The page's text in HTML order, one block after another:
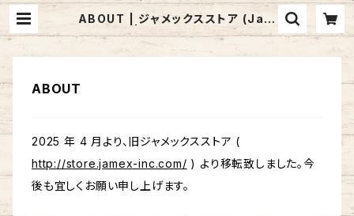
ABOUT | ジャメックスストア (Jam
ex Inc.) | 照明器具・レンジフード・
洗面台などのインターネット通販サイ
ト
ABOUT
2025 年 4 月より、旧ジャメックスストア (
http://store.jamex-inc.com/ ) より移転致しました。今
後も宜しくお願い申し上げます。